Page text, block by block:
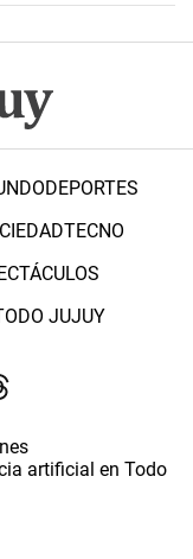
DEPORTES
TECNO
JUJUY
artificial en Todo